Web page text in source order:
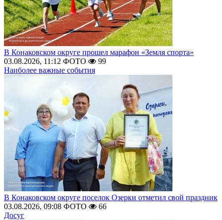
В Конаковском округе прошел марафон «Земля спорта»
03.08.2026, 11:12 ФОТО
99
Наиболее важные события
В Конаковском округе поселок Озерки отметил свой праздник
03.08.2026, 09:08 ФОТО
66
Досуг